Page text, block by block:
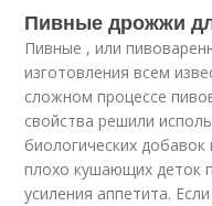
Пивные дрожжи
Пивные , или
изготовления всем
сложном процессе
свойства решили
биологических
плохо кушающих деток
усиления аппетита.